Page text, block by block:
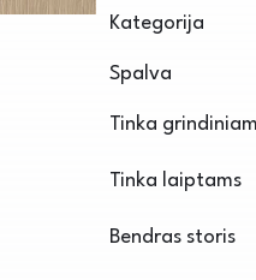
Kategorija
Spalva
Tinka
Tinka laiptams
Bendras storis